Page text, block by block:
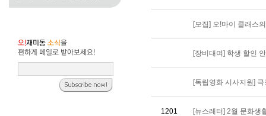
[모집] 오!마이 클래스
[장비대여] 학생 할인
[독립영화 시사지원]
1201 [뉴스레터] 2월 문화생